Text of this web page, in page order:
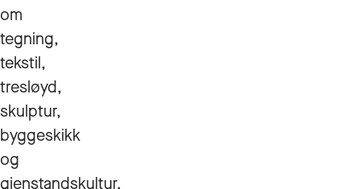
om
tegning,
tekstil,
tresløyd,
skulptur,
byggeskikk
og
gjenstandskultur.